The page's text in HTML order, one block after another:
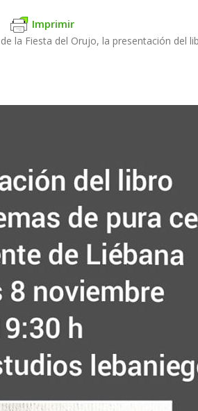
Imprimir
la Fiesta del Orujo, la presentación del